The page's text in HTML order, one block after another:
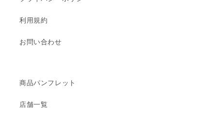
利用規約
お問い合わせ
商品パンフレット
店舗一覧